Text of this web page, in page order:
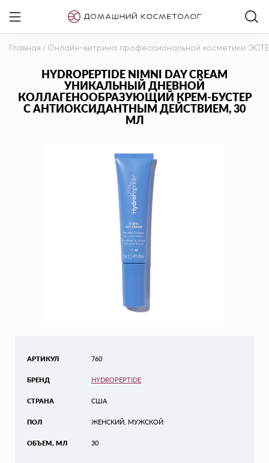
Главная / Онлайн-витрина профессиональной косметики
HYDROPEPTIDE NIMNI DAY CREAM
УНИКАЛЬНЫЙ ДНЕВНОЙ
КОЛЛАГЕНООБРАЗУЮЩИЙ КРЕМ-БУСТЕР
С АНТИОКСИДАНТНЫМ ДЕЙСТВИЕМ, 30
МЛ
АРТИКУЛ
БРЕНД
СТРАНА
ПОЛ
ОБЪЕМ, МЛ
760
HYDROPEPTIDE
США
ЖЕНСКИЙ, МУЖСКОЙ
30